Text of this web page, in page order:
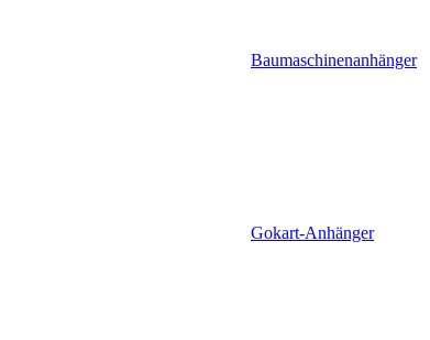
Baumaschinenanhänger
Gokart-Anhänger